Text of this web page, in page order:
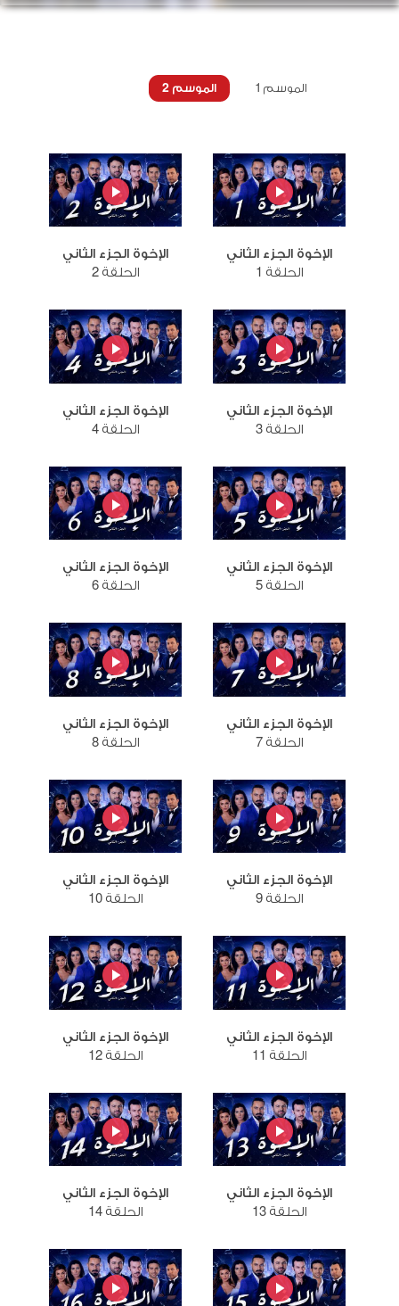
الموسم 1 الموسم 2
الإخوة الجزء الثاني
الحلقة 1
الإخوة الجزء الثاني
الحلقة 2
الإخوة الجزء الثاني
الحلقة 3
الإخوة الجزء الثاني
الحلقة 4
الإخوة الجزء الثاني
الحلقة 5
الإخوة الجزء الثاني
الحلقة 6
الإخوة الجزء الثاني
الحلقة 7
الإخوة الجزء الثاني
الحلقة 8
الإخوة الجزء الثاني
الحلقة 9
الإخوة الجزء الثاني
الحلقة 10
الإخوة الجزء الثاني
الحلقة 11
الإخوة الجزء الثاني
الحلقة 12
الإخوة الجزء الثاني
الحلقة 13
الإخوة الجزء الثاني
الحلقة 14